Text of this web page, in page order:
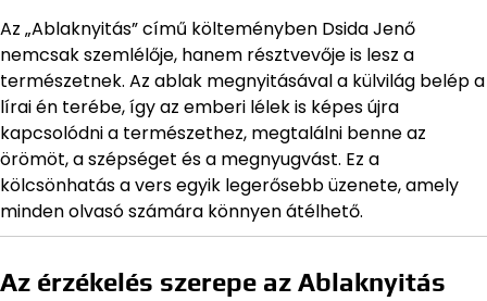
Az „Ablaknyitás” című költeményben Dsida Jenő
nemcsak szemlélője, hanem résztvevője is lesz a
természetnek. Az ablak megnyitásával a külvilág belép a
lírai én terébe, így az emberi lélek is képes újra
kapcsolódni a természethez, megtalálni benne az
örömöt, a szépséget és a megnyugvást. Ez a
kölcsönhatás a vers egyik legerősebb üzenete, amely
minden olvasó számára könnyen átélhető.
Az érzékelés szerepe az Ablaknyitás